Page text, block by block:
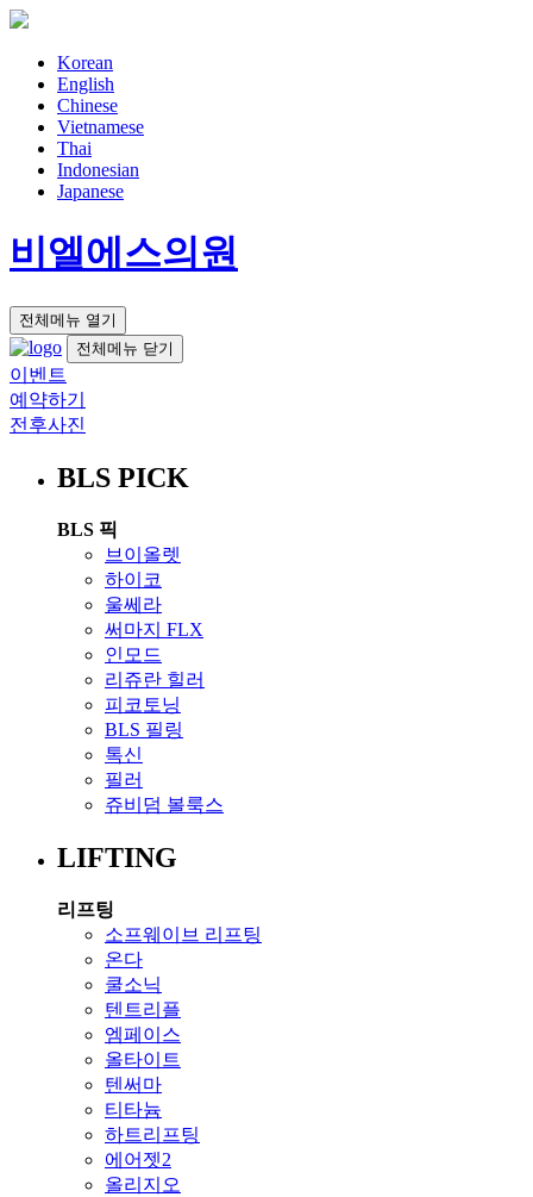
Korean
English
Chinese
Vietnamese
Thai
Indonesian
Japanese
비엘에스의원
전체메뉴 열기
전체메뉴 닫기
이벤트
예약하기
전후사진
BLS PICK
BLS 픽
브이올렛
하이코
울쎄라
써마지 FLX
인모드
리쥬란 힐러
피코토닝
BLS 필링
톡신
필러
쥬비덤 볼룩스
LIFTING
리프팅
소프웨이브 리프팅
온다
쿨소닉
텐트리플
엠페이스
올타이트
텐써마
티타늄
하트리프팅
에어젯2
올리지오